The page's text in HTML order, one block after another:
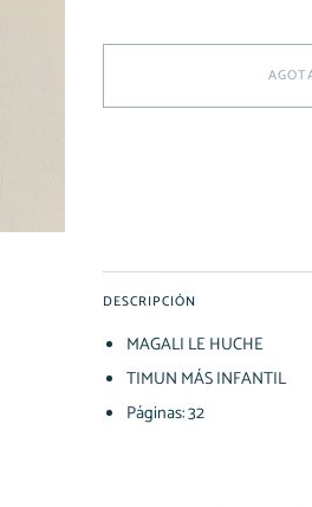
DESCRIPCIÓN
MAGALI LE HUCHE
TIMUN MÁS INFANTIL
Páginas: 32